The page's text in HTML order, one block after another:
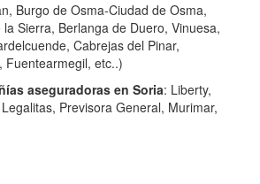
Burgo de Osma-Ciudad de Osma,
Sierra, Berlanga de Duero, Vinuesa,
Cabrejas del Pinar,
Fuentearmegil, etc..)
aseguradoras en Soria: Liberty,
Previsora General, Murimar,